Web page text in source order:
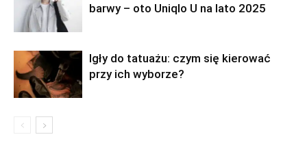
barwy – oto Uniqlo U na lato 2025
Igły do tatuażu: czym się kierować
przy ich wyborze?